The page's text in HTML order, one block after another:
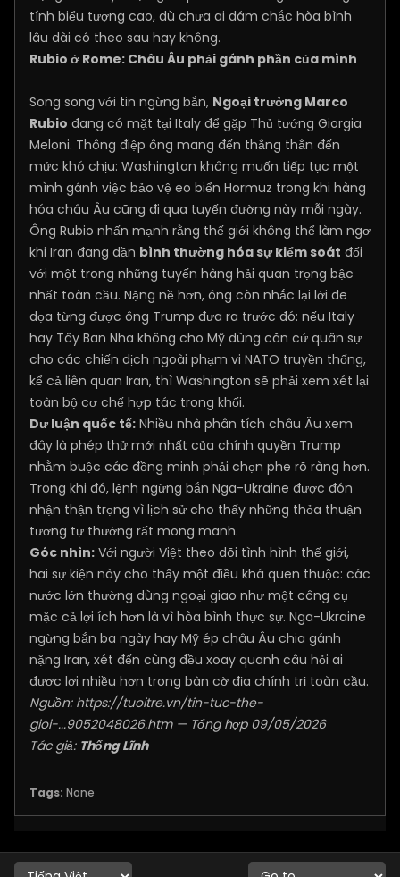
tính biểu tượng cao, dù chưa ai dám chắc hòa bình
lâu dài có theo sau hay không.
Rubio ở Rome: Châu Âu phải gánh phần của mình
Song song với tin ngừng bắn, Ngoại trưởng Marco
Rubio đang có mặt tại Italy để gặp Thủ tướng Giorgia
Meloni. Thông điệp ông mang đến thẳng thắn đến
mức khó chịu: Washington không muốn tiếp tục một
mình gánh việc bảo vệ eo biển Hormuz trong khi hàng
hóa châu Âu cũng đi qua tuyến đường này mỗi ngày.
Ông Rubio nhấn mạnh rằng thế giới không thể làm ngơ
khi Iran đang dần bình thường hóa sự kiểm soát đối
với một trong những tuyến hàng hải quan trọng bậc
nhất toàn cầu. Nặng nề hơn, ông còn nhắc lại lời đe
dọa từng được ông Trump đưa ra trước đó: nếu Italy
hay Tây Ban Nha không cho Mỹ dùng căn cứ quân sự
cho các chiến dịch ngoài phạm vi NATO truyền thống,
kể cả liên quan Iran, thì Washington sẽ phải xem xét lại
toàn bộ cơ chế hợp tác trong khối.
Dư luận quốc tế: Nhiều nhà phân tích châu Âu xem
đây là phép thử mới nhất của chính quyền Trump
nhằm buộc các đồng minh phải chọn phe rõ ràng hơn.
Trong khi đó, lệnh ngừng bắn Nga-Ukraine được đón
nhận thận trọng vì lịch sử cho thấy những thỏa thuận
tương tự thường rất mong manh.
Góc nhìn: Với người Việt theo dõi tình hình thế giới,
hai sự kiện này cho thấy một điều khá quen thuộc: các
nước lớn thường dùng ngoại giao như một công cụ
mặc cả lợi ích hơn là vì hòa bình thực sự. Nga-Ukraine
ngừng bắn ba ngày hay Mỹ ép châu Âu chia gánh
nặng Iran, xét đến cùng đều xoay quanh câu hỏi ai
được lợi nhiều hơn trong bàn cờ địa chính trị toàn cầu.
Nguồn: https://tuoitre.vn/tin-tuc-the-
gioi-...9052048026.htm— Tổng hợp 09/05/2026
Tác giả: Thống Lĩnh
Tags: None